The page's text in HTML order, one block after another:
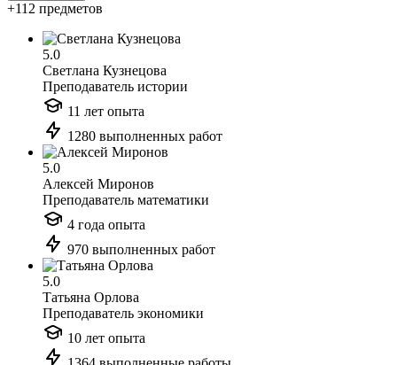
+112 предметов
5.0
Светлана Кузнецова
Преподаватель истории
11 лет опыта
1280 выполненных работ
5.0
Алексей Миронов
Преподаватель математики
4 года опыта
970 выполненных работ
5.0
Татьяна Орлова
Преподаватель экономики
10 лет опыта